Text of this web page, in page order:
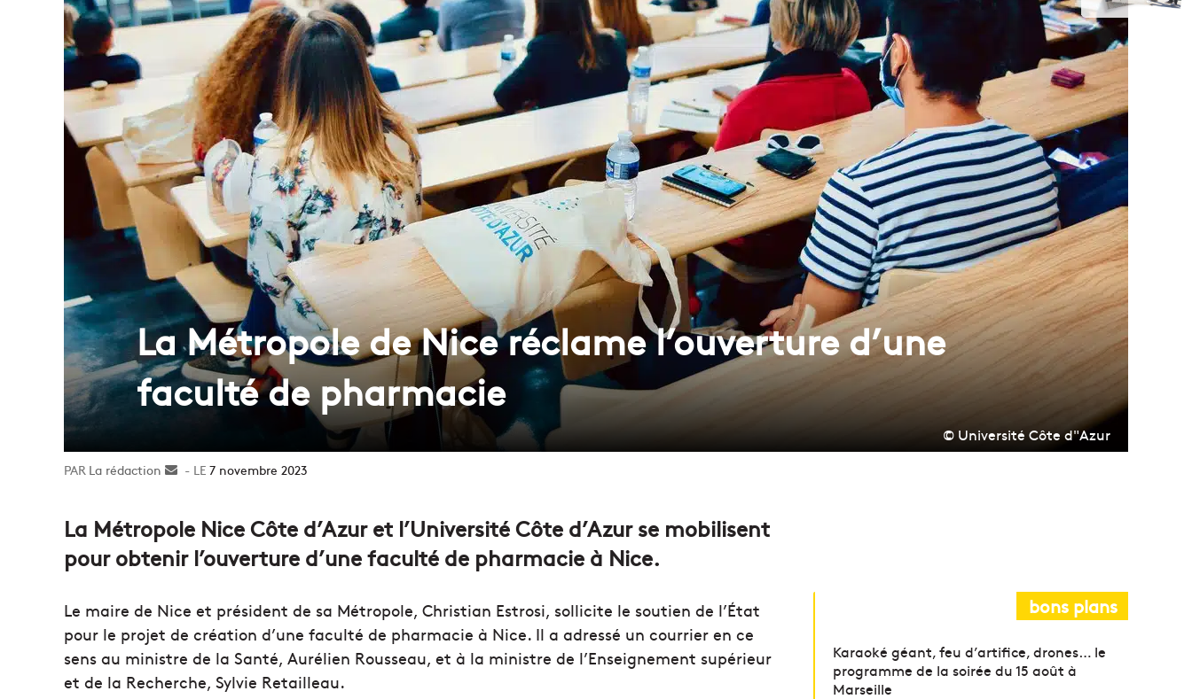
La Métropole de Nice réclame l’ouverture d’une
faculté de pharmacie
© Université Côte d"Azur
La rédaction
Envoyer7 novembre 2023
La Métropole Nice Côte d’Azur et l’Université Côte d’Azur se mobilisent
pour obtenir l’ouverture d’une faculté de pharmacie à Nice.
Le maire de Nice et président de sa Métropole, Christian Estrosi, sollicite le soutien de l’État
pour le projet de création d’une faculté de pharmacie à Nice. Il a adressé un courrier en ce
sens au ministre de la Santé, Aurélien Rousseau, et à la ministre de l’Enseignement supérieur
et de la Recherche, Sylvie Retailleau.
bons plans
Karaoké géant, feu d’artifice, drones… le
programme de la soirée du 15 août à
Marseille